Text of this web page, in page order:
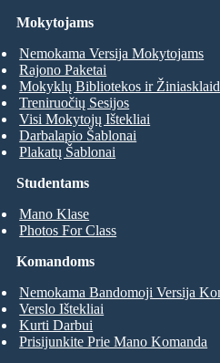
Studentams
Mano Klase
Photos For Class
Mokytojams
Nemokama Versija Mokytojams
Rajono Paketai
Mokyklų Bibliotekos ir
Treniruočių Sesijos
Visi Mokytojų Ištekliai
Darbalapio Šablonai
Plakatų Šablonai
Komandoms
Nemokama Bandomoji Versija
Verslo Ištekliai
Kurti Darbui
Prisijunkite Prie Mano Komanda